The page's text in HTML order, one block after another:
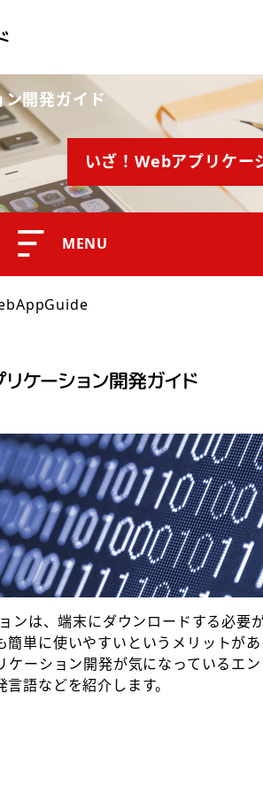
開発ガイド
いざ！Webアプリケー
MENU
ンは、端末にダウンロードする必要
単に使いやすいというメリットが
ーション開発が気になっているエン
語などを紹介します。